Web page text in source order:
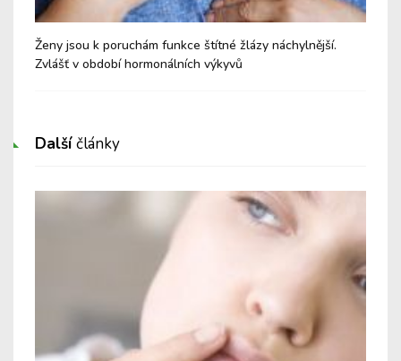
Ženy jsou k poruchám funkce štítné žlázy náchylnější.
Zvlášť v období hormonálních výkyvů
Dalšíčlánky